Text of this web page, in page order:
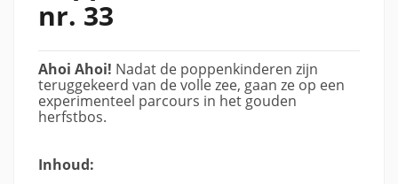
nr. 33
Ahoi Ahoi! Nadat de poppenkinderen zijn
teruggekeerd van de volle zee, gaan ze op een
experimenteel parcours in het gouden
herfstbos.
Inhoud: